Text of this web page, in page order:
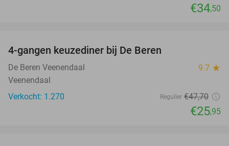
€34,50
4-gangen keuzediner bij De Beren
De Beren Veenendaal 9.7 star
Veenendaal
Verkocht: 1.270
Regulier €47,70
€25,95